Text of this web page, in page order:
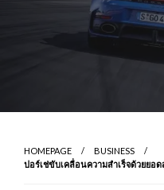
HOMEPAGE
BUSINESS
ปอร์เช่ขับเคลื่อนความสำเร็จด้วยยอ